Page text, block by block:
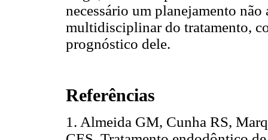
necessário um planejamento
multidisciplinar do tratamento,
prognóstico dele.
Referências
1. Almeida GM, Cunha RS,